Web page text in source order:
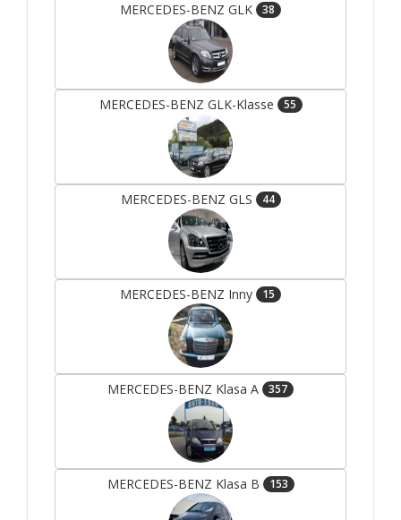
MERCEDES-BENZ GLK 38
MERCEDES-BENZ GLK-Klasse 55
MERCEDES-BENZ GLS 44
MERCEDES-BENZ Inny 15
MERCEDES-BENZ Klasa A 357
MERCEDES-BENZ Klasa B 153